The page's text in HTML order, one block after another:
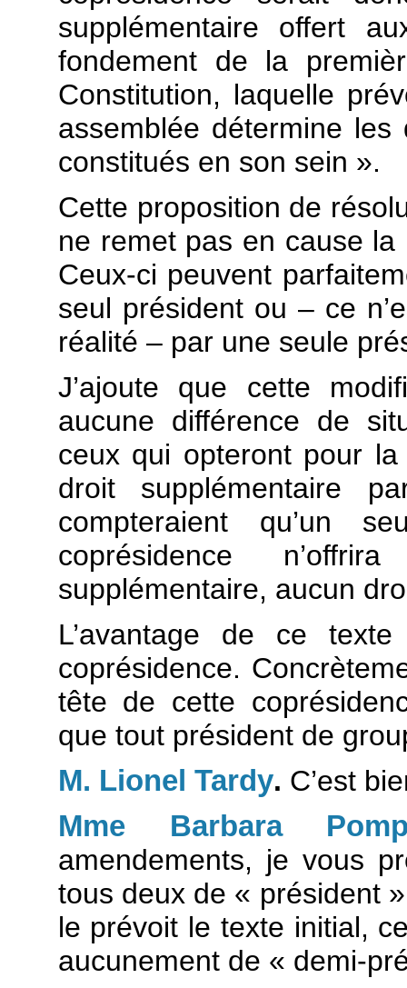
supplémentaire offert
fondement de la
Constitution, laquelle
assemblée détermine
constitués en son sein ».
Cette proposition de
ne remet pas en cause la
Ceux-ci peuvent
seul président ou – ce
réalité – par une seule
J’ajoute que cette
aucune différence de
ceux qui opteront pour la
droit supplémentaire
compteraient qu’un
coprésidence
supplémentaire, aucun
L’avantage de ce
coprésidence.
tête de cette
que tout président de
M. Lionel Tardy. C’est
Mme Barbara
amendements, je vous
tous deux de « président
le prévoit le texte initial,
aucunement de « demi-